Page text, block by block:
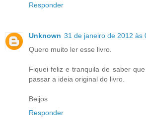
Responder
Unknown 31 de janeiro de 2012 às
Quero muito ler esse livro.
Fiquei feliz e tranquila de saber
passar a ideia original do livro.
Beijos
Responder